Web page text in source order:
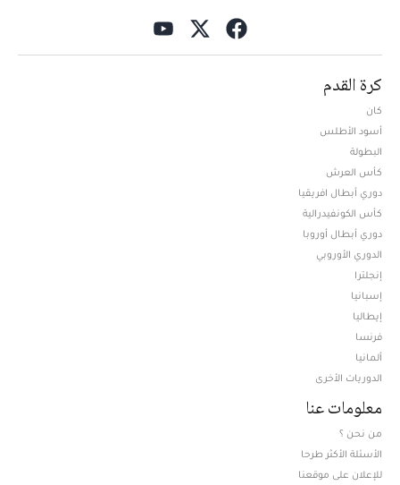
كرة القدم
كان
أسود الأطلس
البطولة
كأس العرش
دوري أبطال افريقيا
كأس الكونفيدرالية
دوري أبطال أوروبا
الدوري الأوروبي
إنجلترا
إسبانيا
إيطاليا
فرنسا
ألمانيا
الدوريات الأخرى
معلومات عنا
من نحن ؟
الأسئلة الأكثر طرحا
للإعلان على موقعنا